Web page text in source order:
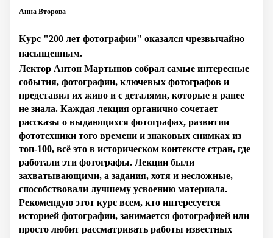
Анна Второва
Курс "200 лет фотографии" оказался чрезвычайно
насыщенным.
Лектор Антон Мартынов собрал самые интересные
события, фотографии, ключевых фотографов и
представил их живо и с деталями, которые я ранее
не знала. Каждая лекция органично сочетает
рассказы о выдающихся фотографах, развитии
фототехники того времени и знаковых снимках из
топ-100, всё это в историческом контексте стран, где
работали эти фотографы. Лекции были
захватывающими, а задания, хотя и несложные,
способствовали лучшему усвоению материала.
Рекомендую этот курс всем, кто интересуется
историей фотографии, занимается фотографией или
просто любит рассматривать работы известных